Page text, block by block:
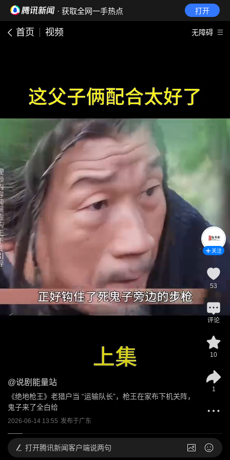
· 获取全网一手热点 打开
首页 视频 无障碍
@说剧能量站
《绝地枪王》老猎户当 “运输队长”，枪王在家布下机关阵，
鬼子来了全白给
2026-06-14 13:55 发布于广东
关注
53
评论
10
1
打开腾讯新闻客户端说两句